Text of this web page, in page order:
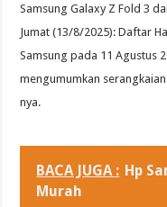
Samsung Galaxy Z Fold 3
Jumat (13/8/2025): Daftar
Samsung pada 11 Agustus
mengumumkan
nya.
BACA JUGA : Hp
Murah